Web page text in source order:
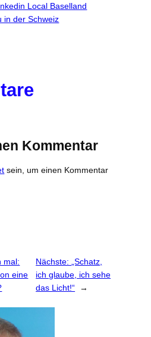
Local Baselland
in der Schweiz
Kommentar
sein, um einen Kommentar
mal:
eine
Nächste:
„Schatz,
ich glaube, ich sehe
das Licht!“
→